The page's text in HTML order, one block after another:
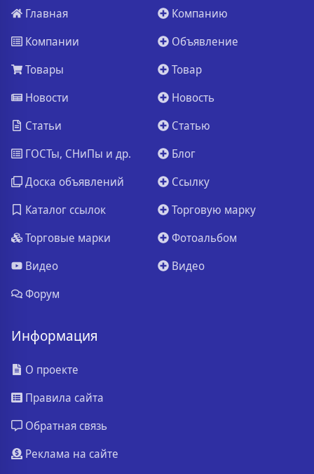
Главная
Компании
Товары
Новости
Статьи
ГОСТы, СНиПы и др.
Доска объявлений
Каталог ссылок
Торговые марки
Видео
Форум
Компанию
Объявление
Товар
Новость
Статью
Блог
Ссылку
Торговую марку
Фотоальбом
Видео
Информация
О проекте
Правила сайта
Обратная связь
Реклама на сайте